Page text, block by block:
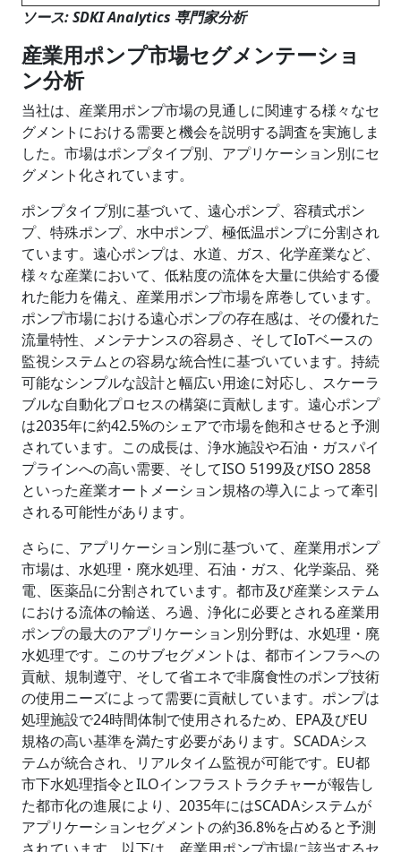
ソース: SDKI Analytics 専門家分析
産業用ポンプ市場セグメンテーショ
ン分析
当社は、産業用ポンプ市場の見通しに関連する様々なセ
グメントにおける需要と機会を説明する調査を実施しま
した。市場はポンプタイプ別、アプリケーション別にセ
グメント化されています。
ポンプタイプ別に基づいて、遠心ポンプ、容積式ポン
プ、特殊ポンプ、水中ポンプ、極低温ポンプに分割され
ています。遠心ポンプは、水道、ガス、化学産業など、
様々な産業において、低粘度の流体を大量に供給する優
れた能力を備え、産業用ポンプ市場を席巻しています。
ポンプ市場における遠心ポンプの存在感は、その優れた
流量特性、メンテナンスの容易さ、そしてIoTベースの
監視システムとの容易な統合性に基づいています。持続
可能なシンプルな設計と幅広い用途に対応し、スケーラ
ブルな自動化プロセスの構築に貢献します。遠心ポンプ
は2035年に約42.5%のシェアで市場を飽和させると予測
されています。この成長は、浄水施設や石油・ガスパイ
プラインへの高い需要、そしてISO 5199及びISO 2858
といった産業オートメーション規格の導入によって牽引
される可能性があります。
さらに、アプリケーション別に基づいて、産業用ポンプ
市場は、水処理・廃水処理、石油・ガス、化学薬品、発
電、医薬品に分割されています。都市及び産業システム
における流体の輸送、ろ過、浄化に必要とされる産業用
ポンプの最大のアプリケーション別分野は、水処理・廃
水処理です。このサブセグメントは、都市インフラへの
貢献、規制遵守、そして省エネで非腐食性のポンプ技術
の使用ニーズによって需要に貢献しています。ポンプは
処理施設で24時間体制で使用されるため、EPA及びEU
規格の高い基準を満たす必要があります。SCADAシス
テムが統合され、リアルタイム監視が可能です。EU都
市下水処理指令とILOインフラストラクチャーが報告し
た都市化の進展により、2035年にはSCADAシステムが
アプリケーションセグメントの約36.8%を占めると予測
されています。以下は、産業用ポンプ市場に該当するセ